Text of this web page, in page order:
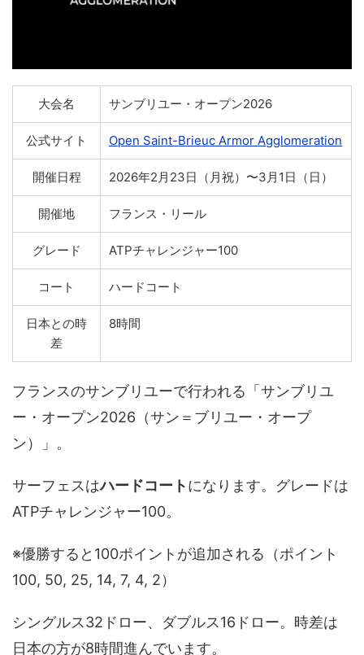
大会名 サンブリユー・オープン2026
公式サイト Open Saint-Brieuc Armor Agglomeration
開催日程 2026年2月23日（月祝）〜3月1日（日）
開催地 フランス・リール
グレード ATPチャレンジャー100
コート ハードコート
日本との時
差
8時間
フランスのサンブリユーで行われる「サンブリユ
ー・オープン2026（サン＝ブリユー・オープ
ン）」。
サーフェスはハードコートになります。グレードは
ATPチャレンジャー100。
※優勝すると100ポイントが追加される（ポイント
100, 50, 25, 14, 7, 4, 2）
シングルス32ドロー、ダブルス16ドロー。時差は
日本の方が8時間進んでいます。